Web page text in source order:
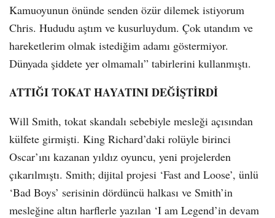
Kamuoyunun önünde senden özür dilemek istiyorum
Chris. Hududu aştım ve kusurluydum. Çok utandım ve
hareketlerim olmak istediğim adamı göstermiyor.
Dünyada şiddete yer olmamalı” tabirlerini kullanmıştı.
ATTIĞI TOKAT HAYATINI DEĞİŞTİRDİ
Will Smith, tokat skandalı sebebiyle mesleği açısından
külfete girmişti. King Richard’daki rolüyle birinci
Oscar’ını kazanan yıldız oyuncu, yeni projelerden
çıkarılmıştı. Smith; dijital projesi ‘Fast and Loose’, ünlü
‘Bad Boys’ serisinin dördüncü halkası ve Smith’in
mesleğine altın harflerle yazılan ‘I am Legend’in devam